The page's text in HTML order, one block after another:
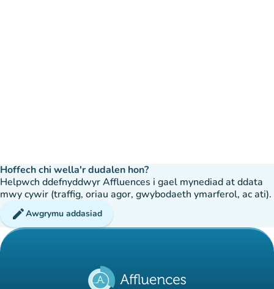
Hoffech chi wella'r dudalen hon?
Helpwch ddefnyddwyr Affluences i gael mynediad at ddata
mwy cywir (traffig, oriau agor, gwybodaeth ymarferol, ac ati).
editAwgrymu addasiad